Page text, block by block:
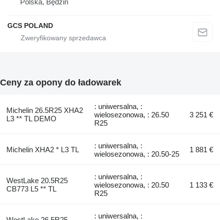
GCS POLAND
Ceny za opony do ładowarek
Michelin 26.5R25 XHA2
L3 ** TL DEMO
: uniwersalna, :
wielosezonowa, : 26.50
R25
3 251 €
Michelin XHA2 * L3 TL
: uniwersalna, :
wielosezonowa, : 20.50-25
1 881 €
WestLake 20.5R25
CB773 L5 ** TL
: uniwersalna, :
wielosezonowa, : 20.50
R25
1 133 €
: uniwersalna, :